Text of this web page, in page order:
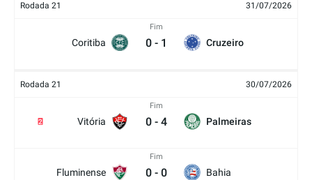
Rodada 21 31/07/2026
Coritiba
Fim
0 - 1 Cruzeiro
Rodada 21 30/07/2026
Vitória
2
Fim
0 - 4 Palmeiras
Fluminense
Fim
0 - 0 Bahia